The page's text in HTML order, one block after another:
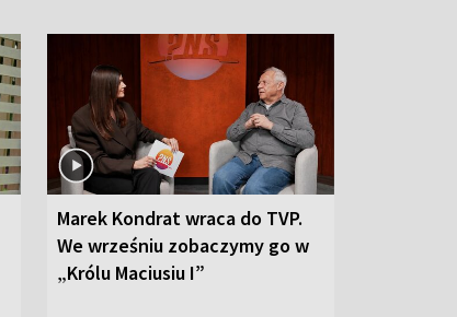
Marek Kondrat wraca do TVP.
We wrześniu zobaczymy go w
„Królu Maciusiu I”